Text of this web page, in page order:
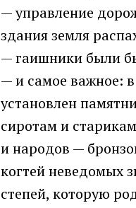
— управление
здания земля
— гаишники были
— и самое важное:
установлен
сиротам и
и народов —
когтей неведомых
степей, которую